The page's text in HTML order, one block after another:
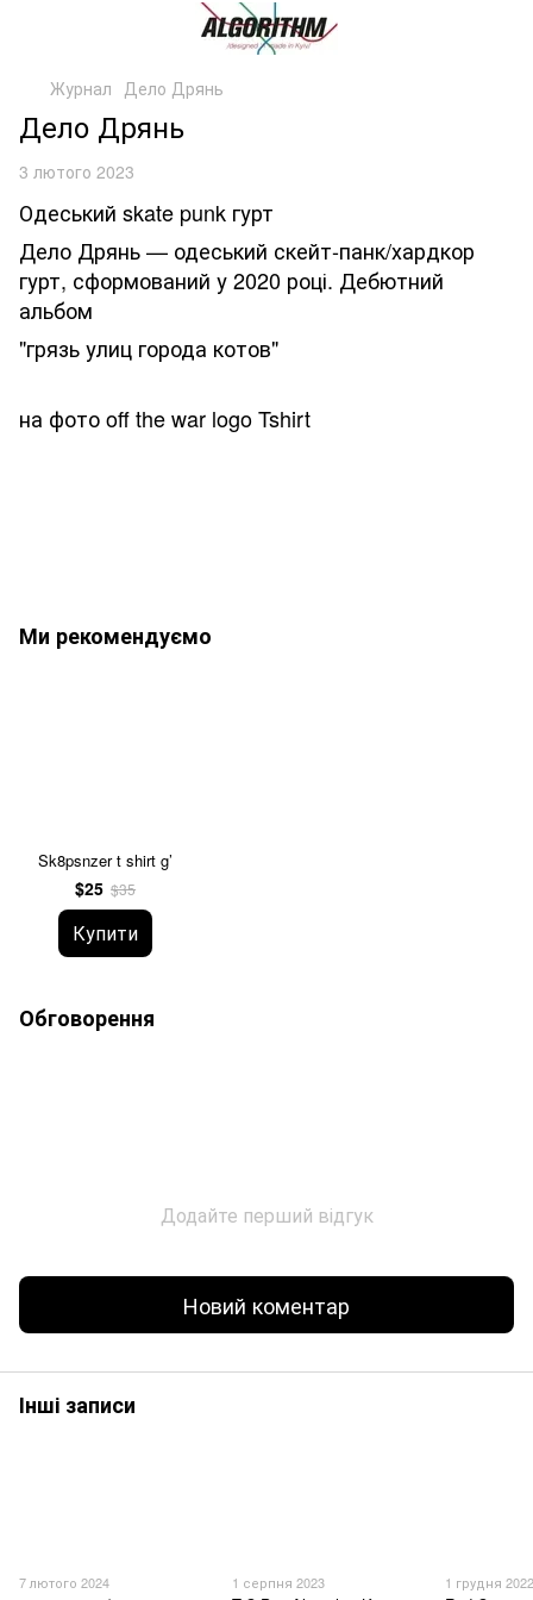
Журнал Дело Дрянь
Дело Дрянь
3 лютого 2023
Одеський skate punk гурт
Дело Дрянь — одеський скейт-панк/хардкор
гурт, сформований у 2020 році. Дебютний
альбом
"грязь улиц города котов"
на фото off the war logo Tshirt
Ми рекомендуємо
Sk8psnzer t shirt g’
$25 $35
Купити
Обговорення
Додайте перший відгук
Новий коментар
Інші записи
7 лютого 2024 1 серпня 2023 1 грудня